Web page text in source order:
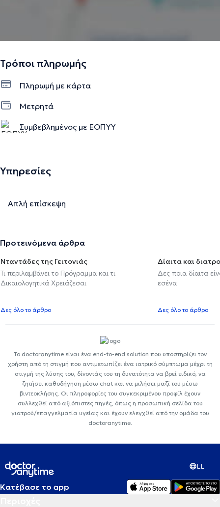
Τρόποι πληρωμής
Πληρωμή με κάρτα
Μετρητά
Συμβεβλημένος με ΕΟΠΥΥ
Υπηρεσίες
Απλή επίσκεψη
Προτεινόμενα άρθρα
Νταντάδες της Γειτονιάς
Τι περιλαμβάνει το Πρόγραμμα και τι
Δικαιολογητικά Χρειάζεσαι
Δες όλο το άρθρο
Δίαιτα και
Δες ποια δίαιτα
εσένα
Δες όλο το άρθρο
Το doctoranytime είναι ένα end-to-end solution που υποστηρίζει τον
χρήστη από τη στιγμή που αντιμετωπίζει ένα ιατρικό σύμπτωμα μέχρι τη
στιγμή της λύσης του, δίνοντάς του τη δυνατότητα να βρεί ειδικό, να
ζητήσει καθοδήγηση μέσω chat και να μιλήσει μαζί του μέσω
βιντεοκλήσης. Οι πληροφορίες του συγκεκριμένου προφίλ έχουν
συλλεχθεί από αξιόπιστες πηγές, όπως η προσωπική σελίδα του
γιατρού/επαγγελματία υγείας και έχουν ελεγχθεί από την ομάδα του
doctoranytime.
EL
Κατέβασε το app